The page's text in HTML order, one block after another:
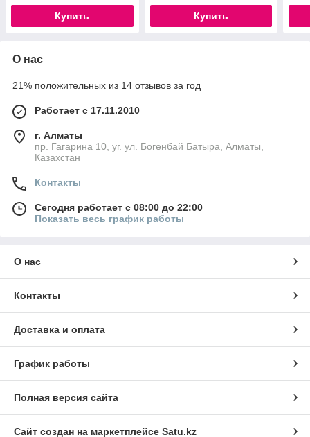
Купить Купить
О нас
21% положительных из 14 отзывов за год
Работает с 17.11.2010
г. Алматы
пр. Гагарина 10, уг. ул. Богенбай Батыра, Алматы,
Казахстан
Контакты
Сегодня работает с 08:00 до 22:00
Показать весь график работы
О нас
Контакты
Доставка и оплата
График работы
Полная версия сайта
Сайт создан на маркетплейсе Satu.kz